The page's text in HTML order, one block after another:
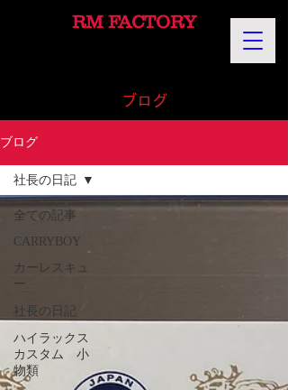
RM FACTORY
​ブログ
ブログ
全ての記事
CARRYBOY
カーレスキュ
ー
社長の日記
ハイラックス
カスタム 小
物類
社長の日記